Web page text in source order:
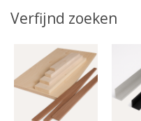
Verfijnd zoeken